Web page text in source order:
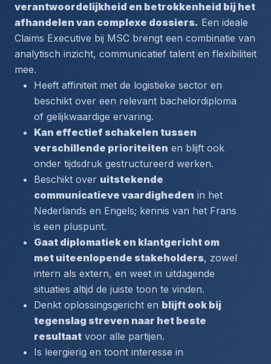
verantwoordelijkheid en betrokkenheid bij het
afhandelen van complexe dossiers. Een ideale
Claims Executive bij MSC brengt een combinatie van
analytisch inzicht, communicatief talent en flexibiliteit
mee.
Heeft affiniteit met de logistieke sector en
beschikt over een relevant bachelordiploma
of gelijkwaardige ervaring.
Kan effectief schakelen tussen
verschillende prioriteiten en blijft ook
onder tijdsdruk gestructureerd werken.
Beschikt over uitstekende
communicatieve vaardigheden in het
Nederlands en Engels; kennis van het Frans
is een pluspunt.
Gaat diplomatiek en klantgericht om
met uiteenlopende stakeholders, zowel
intern als extern, en weet in uitdagende
situaties altijd de juiste toon te vinden.
Denkt oplossingsgericht en blijft ook bij
tegenslag streven naar het beste
resultaat voor alle partijen.
Is leergierig en toont interesse in